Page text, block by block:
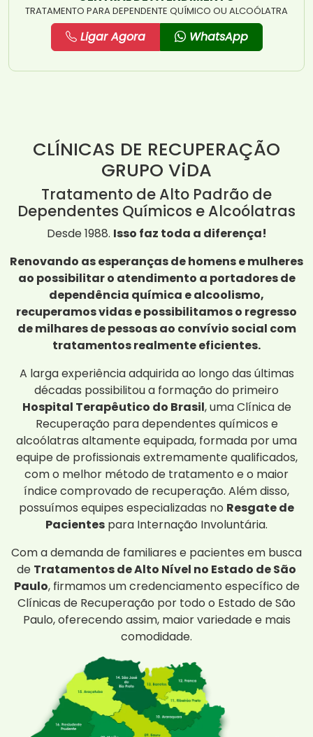
TRATAMENTO PARA DEPENDENTE QUÍMICO OU ALCOÓLATRA
Ligar Agora WhatsApp
CLÍNICAS DE RECUPERAÇÃO
GRUPO ViDA
Tratamento de Alto Padrão de
Dependentes Químicos e Alcoólatras
Desde 1988. Isso faz toda a diferença!
Renovando as esperanças de homens e mulheres
ao possibilitar o atendimento a portadores de
dependência química e alcoolismo,
recuperamos vidas e possibilitamos o regresso
de milhares de pessoas ao convívio social com
tratamentos realmente eficientes.
A larga experiência adquirida ao longo das últimas
décadas possibilitou a formação do primeiro
Hospital Terapêutico do Brasil, uma Clínica de
Recuperação para dependentes químicos e
alcoólatras altamente equipada, formada por uma
equipe de profissionais extremamente qualificados,
com o melhor método de tratamento e o maior
índice comprovado de recuperação. Além disso,
possuímos equipes especializadas no Resgate de
Pacientes para Internação Involuntária.
Com a demanda de familiares e pacientes em busca
de Tratamentos de Alto Nível no Estado de São
Paulo, firmamos um credenciamento específico de
Clínicas de Recuperação por todo o Estado de São
Paulo, oferecendo assim, maior variedade e mais
comodidade.